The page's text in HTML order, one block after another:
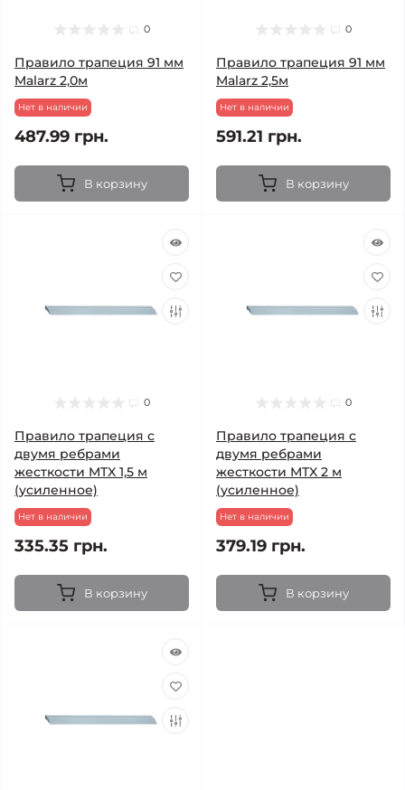
0
Правило трапеция 91 мм
Malarz 2,0м
Нет в наличии
487.99 грн.
В корзину
0
Правило трапеция 91 мм
Malarz 2,5м
Нет в наличии
591.21 грн.
В корзину
0
Правило трапеция с
двумя ребрами
жесткости MTX 1,5 м
(усиленное)
Нет в наличии
335.35 грн.
В корзину
0
Правило трапеция с
двумя ребрами
жесткости MTX 2 м
(усиленное)
Нет в наличии
379.19 грн.
В корзину